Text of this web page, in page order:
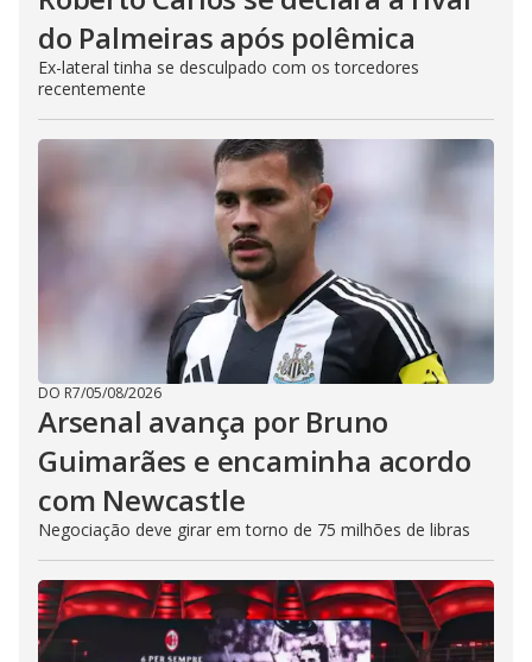
do Palmeiras após polêmica
Ex-lateral tinha se desculpado com os torcedores
recentemente
DO R7/05/08/2026
Arsenal avança por Bruno
Guimarães e encaminha acordo
com Newcastle
Negociação deve girar em torno de 75 milhões de libras